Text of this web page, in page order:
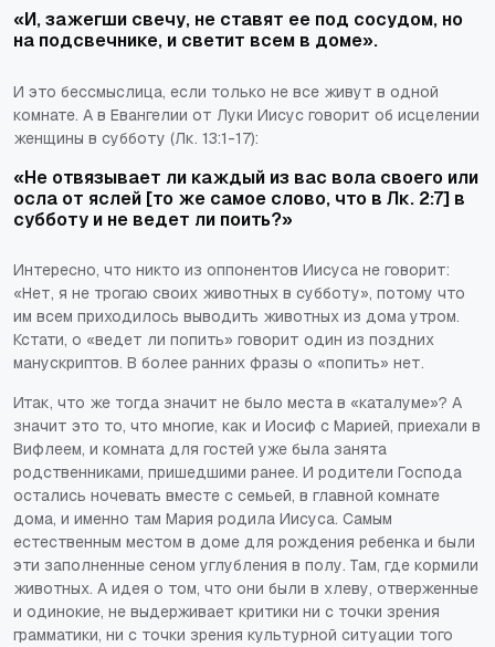
«И, зажегши свечу, не ставят ее под сосудом, но
на подсвечнике, и светит всем в доме».
И это бессмыслица, если только не все живут в одной
комнате. А в Евангелии от Луки Иисус говорит об исцелении
женщины в субботу (Лк. 13:1-17):
«Не отвязывает ли каждый из вас вола своего или
осла от яслей [то же самое слово, что в Лк. 2:7] в
субботу и не ведет ли поить?»
Интересно, что никто из оппонентов Иисуса не говорит:
«Нет, я не трогаю своих животных в субботу», потому что
им всем приходилось выводить животных из дома утром.
Кстати, о «ведет ли попить» говорит один из поздних
манускриптов. В более ранних фразы о «попить» нет.
Итак, что же тогда значит не было места в «каталуме»? А
значит это то, что многие, как и Иосиф с Марией, приехали в
Вифлеем, и комната для гостей уже была занята
родственниками, пришедшими ранее. И родители Господа
остались ночевать вместе с семьей, в главной комнате
дома, и именно там Мария родила Иисуса. Самым
естественным местом в доме для рождения ребенка и были
эти заполненные сеном углубления в полу. Там, где кормили
животных. А идея о том, что они были в хлеву, отверженные
и одинокие, не выдерживает критики ни с точки зрения
грамматики, ни с точки зрения культурной ситуации того